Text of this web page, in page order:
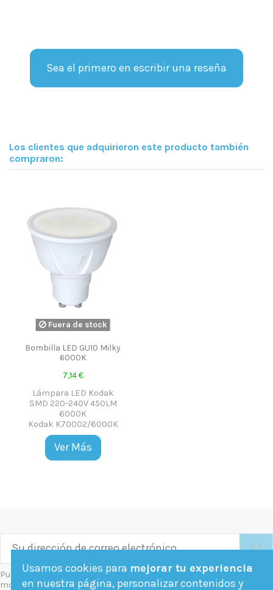
Sea el primero en escribir una reseña
Los clientes que adquirieron este producto también
compraron:
Fuera de stock
Bombilla LED GU10 Milky
6000K
7,14 €
Lámpara LED Kodak
SMD 220-240V 450LM
6000K
Kodak K70002/6000K
Ver Más
Puede darse de baja en cualquier
momento. Para ello, consulte
Usamos cookies para mejorar tu experiencia
en nuestra página, personalizar contenidos y